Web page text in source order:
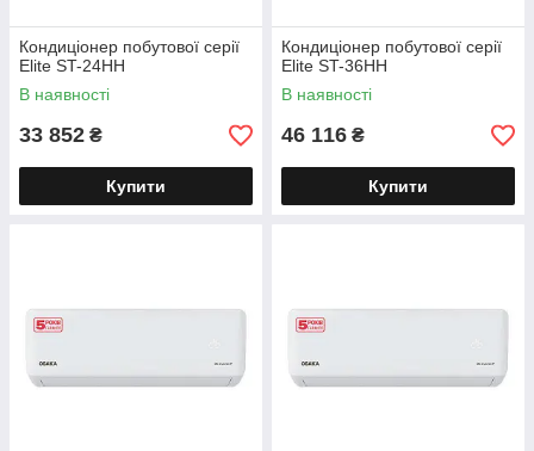
Кондиціонер побутової серії
Elite ST-24HH
В наявності
33 852 ₴
Купити
Кондиціонер побутової серії
Elite ST-36HH
В наявності
46 116 ₴
Купити